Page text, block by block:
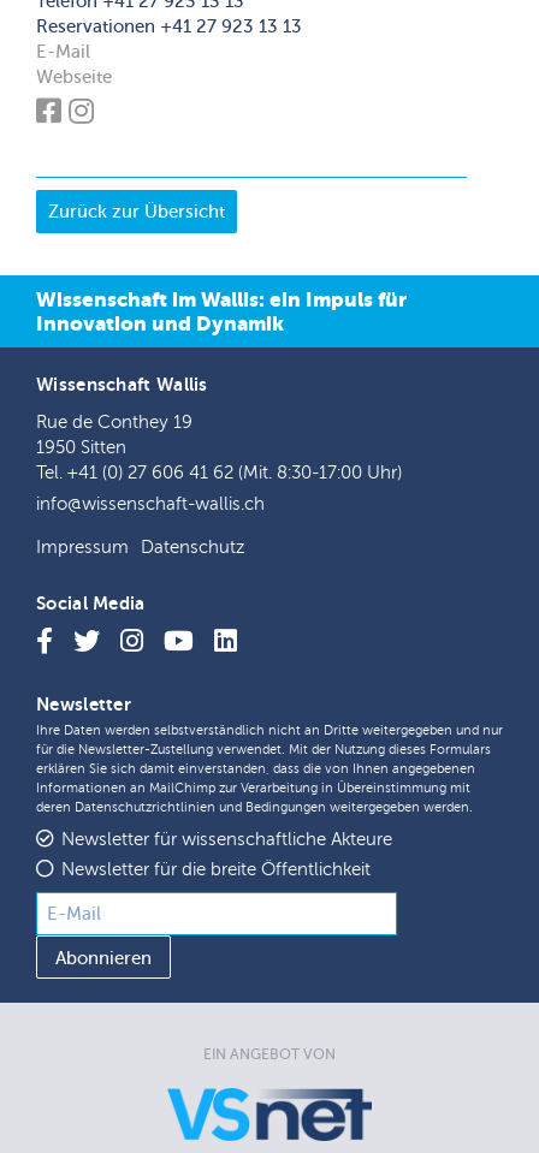
Reservationen +41 27 923 13 13
E-Mail
Webseite
Wissenschaft im Wallis: ein Impuls für
Innovation und Dynamik
Wissenschaft Wallis
Rue de Conthey 19
1950 Sitten
Tel. +41 (0) 27 606 41 62 (Mit. 8:30-17:00 Uhr)
info@wissenschaft-wallis.ch
Impressum Datenschutz
Social Media
Newsletter
Ihre Daten werden selbstverständlich nicht an Dritte weitergegeben und nur
für die Newsletter-Zustellung verwendet. Mit der Nutzung dieses Formulars
erklären Sie sich damit einverstanden, dass die von Ihnen angegebenen
Informationen an MailChimp zur Verarbeitung in Übereinstimmung mit
deren Datenschutzrichtlinien und Bedingungen weitergegeben werden.
Newsletter für wissenschaftliche Akteure
Newsletter für die breite Öffentlichkeit
EIN ANGEBOT VON